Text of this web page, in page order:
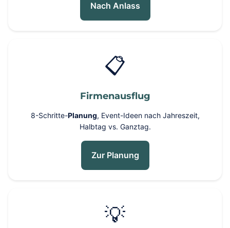
Nach Anlass
📋
Firmenausflug
8-Schritte-Planung, Event-Ideen nach Jahreszeit,
Halbtag vs. Ganztag.
Zur Planung
💡